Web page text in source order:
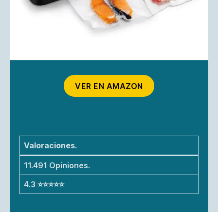
VER EN AMAZON
Valoraciones.
11.491 Opiniones.
4.3 ⭐⭐⭐⭐⭐